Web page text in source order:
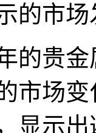
的市
的贵
市场
显示